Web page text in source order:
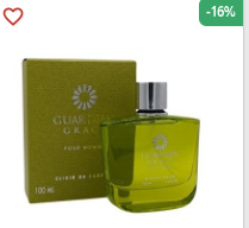
favorite_border -16%